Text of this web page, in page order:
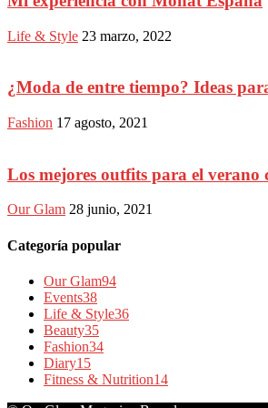
Life & Style 23 marzo, 2022
¿Moda de entre tiempo? Ideas
Fashion 17 agosto, 2021
Los mejores outfits para el
Our Glam 28 junio, 2021
Categoría popular
Our Glam94
Events38
Life & Style36
Beauty35
Fashion34
Diary15
Fitness & Nutrition14